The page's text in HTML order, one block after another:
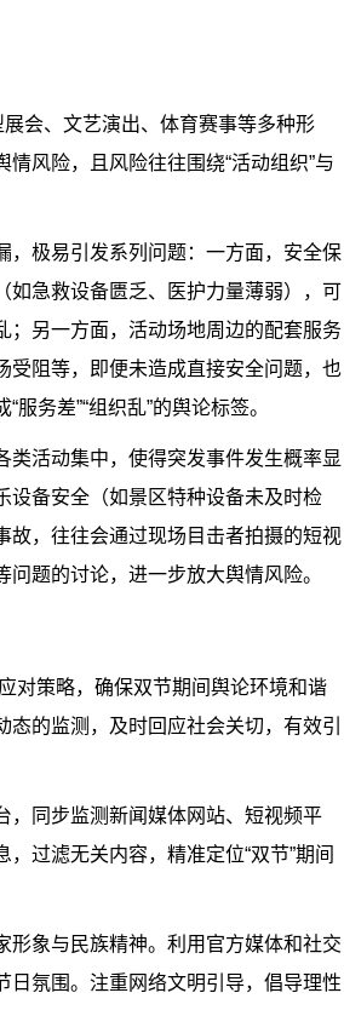
会、文艺演出、体育赛事等多种形
风险，且风险往往围绕“活动组织”与
，极易引发系列问题：一方面，安全保
如急救设备匮乏、医护力量薄弱），可
；另一方面，活动场地周边的配套服务
受阻等，即便未造成直接安全问题，也
务差”“组织乱”的舆论标签。
类活动集中，使得突发事件发生概率显
设备安全（如景区特种设备未及时检
故，往往会通过现场目击者拍摄的短视
题的讨论，进一步放大舆情风险。
对策略，确保双节期间舆论环境和谐
的监测，及时回应社会关切，有效引
，同步监测新闻媒体网站、短视频平
过滤无关内容，精准定位“双节”期间
形象与民族精神。利用官方媒体和社交
日氛围。注重网络文明引导，倡导理性